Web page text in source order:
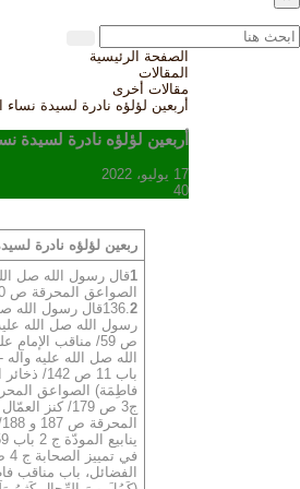
الصفحة الرئيسية
المقالات
مقالات أخرى
أربعين لؤلؤه نادرة لسيدة
أربعين لؤلؤه نادرة لسيدة
17 يوليو، 2022
40
ربعين لؤلؤه نادرة
1
136.2 قال رسول الله صل الله
ص 59/ مناقب الإمام علي لابن المغازلي ص 363.
الله صل الله عليه
باب 11 ص 142/ ذخائر العقبى ص 30 و 31/ تذكرة الخواص ص 276/ مناقب الإمام علي من الرياض النضرة ص141/ نور الأبصار ص53.
فاطِمَة) الصواعق
ج3 ص 179/ كنز العمّال ج13 ص101/إسعاف الراغبين بذيل نور الأبصار ص 144
المحرقة ص 187 و 188/ إسعاف الراغبين بهامش نور الأبصار ص144.
ينابيع المودّة ج 2 باب 59 ص 479/ كنز العمّال ج 13 ص93.
في تمييز الصحابة ج 4 ص378/ البداية والنهاية ج 2 ص 60/ ذخائر العقبى ص 44.
الفضائل، باب مناقب